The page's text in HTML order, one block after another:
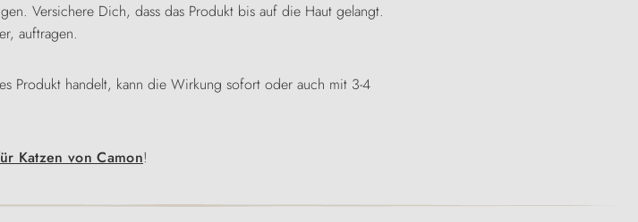
Versichere Dich, dass das Produkt bis auf die Haut gelangt.
auftragen.
Produkt handelt, kann die Wirkung sofort oder auch mit 3-4
Katzen von Camon!